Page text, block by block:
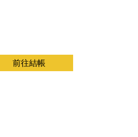
前往結帳